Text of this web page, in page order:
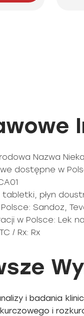
Nazwa
dostępne w
tabletki, płyn
Sandoz,
w Polsce: Lek
/ Rx: Rx
i badania
i